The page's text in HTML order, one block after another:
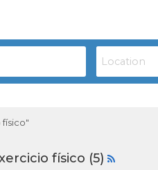
físico (5)